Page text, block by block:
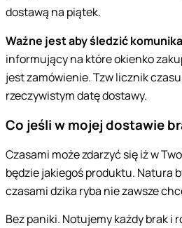
dostawą na piątek.
Ważne jest aby śledzić
informujący na które okienko
jest zamówienie. Tzw licznik
rzeczywistym datę dostawy.
Co jeśli w mojej dostawie
Czasami może zdarzyć się iż w
będzie jakiegoś produktu. Natura
czasami dzika ryba nie zawsze
Bez paniki. Notujemy każdy brak i